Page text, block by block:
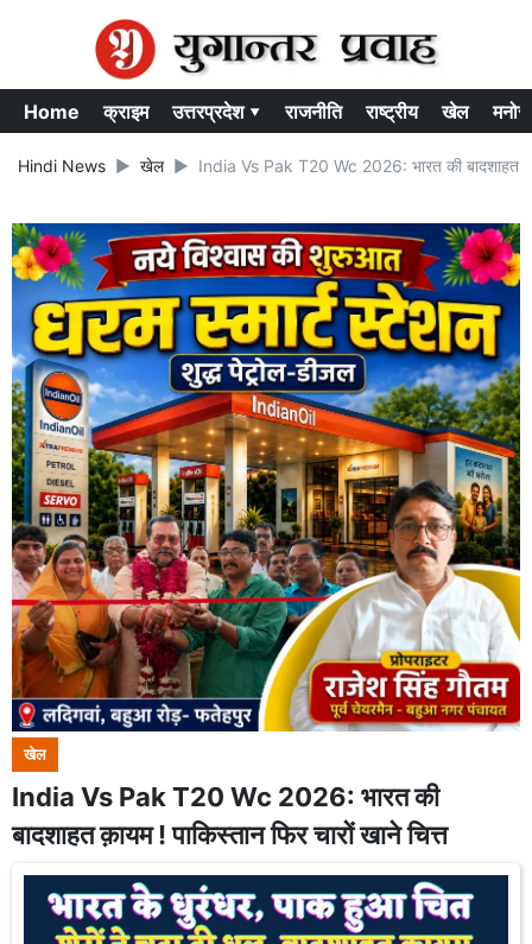
Home क्राइम उत्तरप्रदेश ▾ राजनीति राष्ट्रीय खेल
Hindi News खेल India Vs Pak T20 Wc 2026: भारत की बादशाहत
खेल
India Vs Pak T20 Wc 2026: भारत की
बादशाहत क़ायम ! पाकिस्तान फिर चारों खाने चित्त